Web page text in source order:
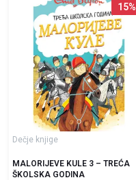
15%
Dečje knjige
MALORIJEVE KULE 3 – TREĆA
ŠKOLSKA GODINA